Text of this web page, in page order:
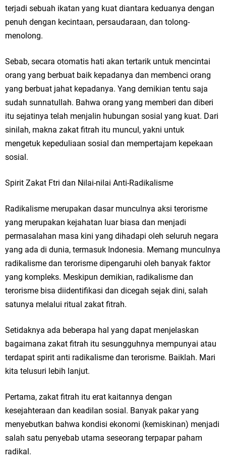
terjadi sebuah ikatan yang kuat diantara keduanya dengan
penuh dengan kecintaan, persaudaraan, dan tolong-
menolong.
Sebab, secara otomatis hati akan tertarik untuk mencintai
orang yang berbuat baik kepadanya dan membenci orang
yang berbuat jahat kepadanya. Yang demikian tentu saja
sudah sunnatullah. Bahwa orang yang memberi dan diberi
itu sejatinya telah menjalin hubungan sosial yang kuat. Dari
sinilah, makna zakat fitrah itu muncul, yakni untuk
mengetuk kepeduliaan sosial dan mempertajam kepekaan
sosial.
Spirit Zakat Ftri dan Nilai-nilai Anti-Radikalisme
Radikalisme merupakan dasar munculnya aksi terorisme
yang merupakan kejahatan luar biasa dan menjadi
permasalahan masa kini yang dihadapi oleh seluruh negara
yang ada di dunia, termasuk Indonesia. Memang munculnya
radikalisme dan terorisme dipengaruhi oleh banyak faktor
yang kompleks. Meskipun demikian, radikalisme dan
terorisme bisa diidentifikasi dan dicegah sejak dini, salah
satunya melalui ritual zakat fitrah.
Setidaknya ada beberapa hal yang dapat menjelaskan
bagaimana zakat fitrah itu sesungguhnya mempunyai atau
terdapat spirit anti radikalisme dan terorisme. Baiklah. Mari
kita telusuri lebih lanjut.
Pertama, zakat fitrah itu erat kaitannya dengan
kesejahteraan dan keadilan sosial. Banyak pakar yang
menyebutkan bahwa kondisi ekonomi (kemiskinan) menjadi
salah satu penyebab utama seseorang terpapar paham
radikal.